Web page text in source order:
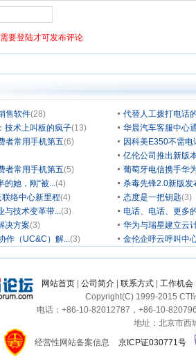
售软件(28)
代替人工拨打电话
技术上叫板的疯子(13)
华晨汽车客服中心
者常用手机第五(6)
因科美E350不需
亿伦公司推出新版
者常用手机第五(5)
葡萄牙电信携手华
的她，刚“被...(4)
杀毒先锋2.0新版发
络中心新里程(4) 态度是一把钥匙(3)
与技术变革带...(3)
电话、电话、更多
决方案(3)
华为与瑞星建立云
作（UC&C）解...(3) 金伦企呼云呼叫中
网站首页 公司简介 联系方式 工作机会
Copyright(C) 1999-2015 CTI
电话：+86-10-82012787，+86-10-
地址：北京市西
经营性网站备案信息
京ICP证030771号